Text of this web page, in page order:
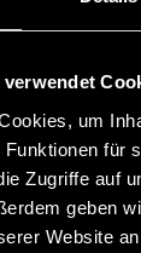
verwendet
um
für
Zugriffe auf
geben
Website